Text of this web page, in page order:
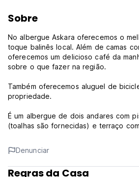
Sobre
No albergue Askara oferecemos o
toque balinês local. Além de camas
oferecemos um delicioso café da
sobre o que fazer na região.
Também oferecemos aluguel de
propriedade.
É um albergue de dois andares com
(toalhas são fornecidas) e terraço
Oferecemos uma variedade de
class de culinária, passeios de
e passeios a pé pelos arrozais, bem
Denunciar
Regras da Casa